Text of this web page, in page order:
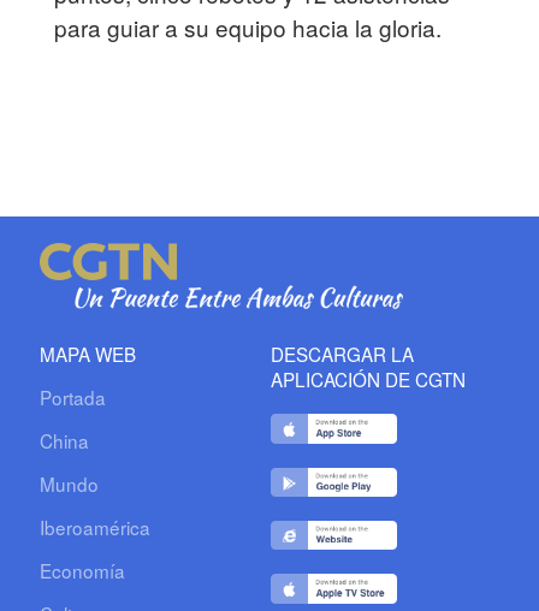
para guiar a su equipo hacia la gloria.
MAPA WEB
Portada
China
Mundo
Iberoamérica
Economía
DESCARGAR LA
APLICACIÓN DE CGTN